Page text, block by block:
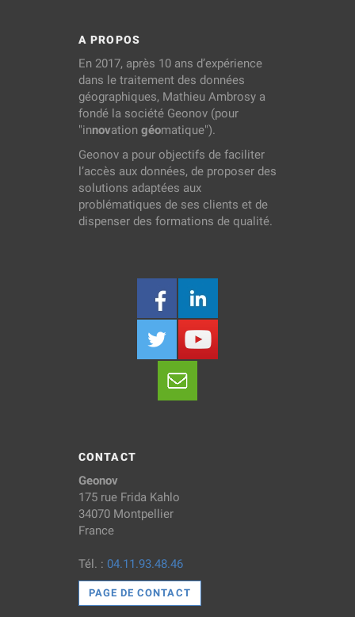
A PROPOS
En 2017, après 10 ans d’expérience
dans le traitement des données
géographiques, Mathieu Ambrosy a
fondé la société Geonov (pour
"innovation géomatique").
Geonov a pour objectifs de faciliter
l’accès aux données, de proposer des
solutions adaptées aux
problématiques de ses clients et de
dispenser des formations de qualité.
CONTACT
Geonov
175 rue Frida Kahlo
34070 Montpellier
France
Tél. : 04.11.93.48.46
PAGE DE CONTACT